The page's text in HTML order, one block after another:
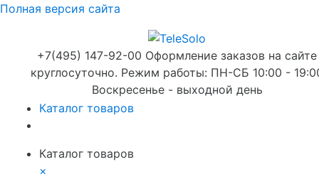
Полная версия сайта
+7(495) 147-92-00 Оформление заказов на сайте
круглосуточно. Режим работы: ПН-СБ 10:00 -
Воскресенье - выходной день
Каталог товаров
Каталог товаров
×